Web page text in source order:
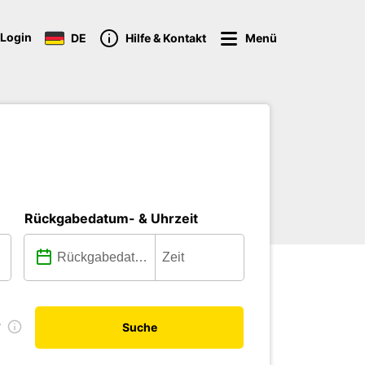
Login DE Hilfe & Kontakt Menü
Rückgabedatum- & Uhrzeit
Suche